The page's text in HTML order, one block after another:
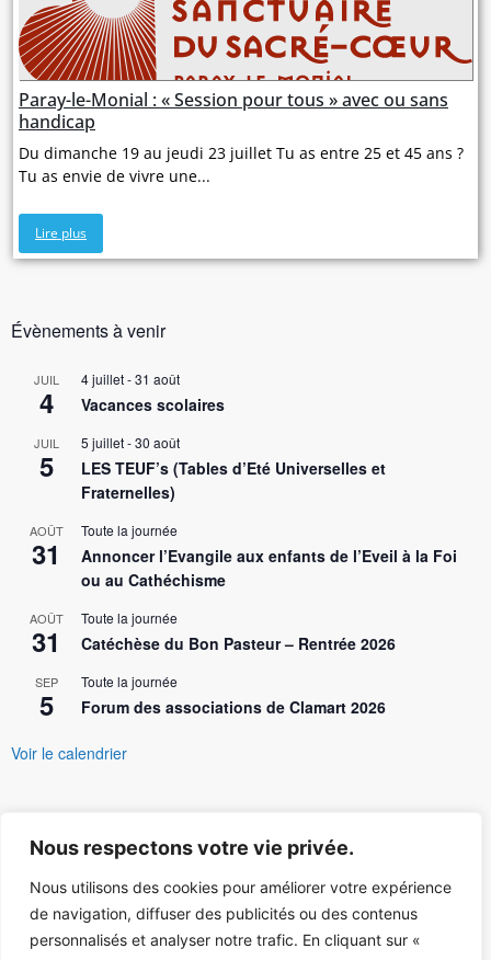
Nous respectons votre vie privée.
Nous utilisons des cookies pour améliorer votre expérience
de navigation, diffuser des publicités ou des contenus
personnalisés et analyser notre trafic. En cliquant sur «
Paray-le-Monial : « Session pour tous » avec ou sans
handicap
Du dimanche 19 au jeudi 23 juillet Tu as entre 25 et 45 ans ?
Tu as envie de vivre une...
Lire plus
Évènements à venir
JUIL
4
4 juillet-31 août
Vacances scolaires
JUIL
5
5 juillet-30 août
LES TEUF’s (Tables d’Eté Universelles et
Fraternelles)
AOÛT
31
Toute la journée
Annoncer l’Evangile aux enfants de l’Eveil à la Foi
ou au Cathéchisme
AOÛT
31
Toute la journée
Catéchèse du Bon Pasteur – Rentrée 2026
SEP
5
Toute la journée
Forum des associations de Clamart 2026
Voir le calendrier